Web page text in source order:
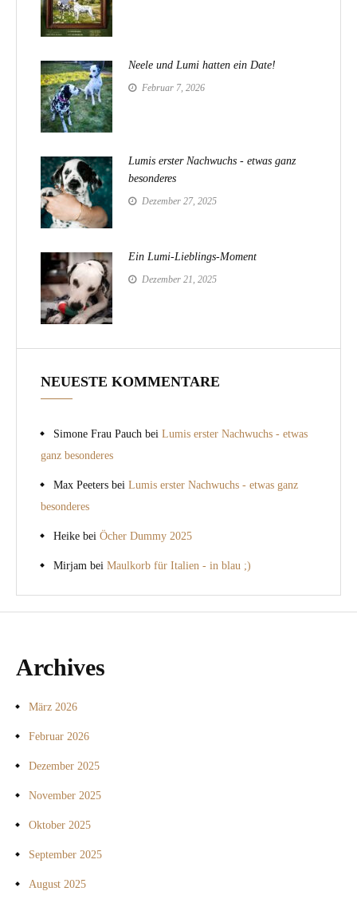
Neele und Lumi hatten ein Date!
Februar 7, 2026
Lumis erster Nachwuchs - etwas ganz
besonderes
Dezember 27, 2025
Ein Lumi-Lieblings-Moment
Dezember 21, 2025
NEUESTE KOMMENTARE
Simone Frau Pauch bei Lumis erster Nachwuchs - etwas
ganz besonderes
Max Peeters bei Lumis erster Nachwuchs - etwas ganz
besonderes
Heike bei Öcher Dummy 2025
Mirjam bei Maulkorb für Italien - in blau ;)
Archives
März 2026
Februar 2026
Dezember 2025
November 2025
Oktober 2025
September 2025
August 2025